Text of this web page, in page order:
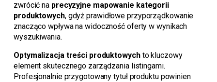
zwrócić na precyzyjne mapowanie kategorii
produktowych, gdyż prawidłowe przyporządkowanie
znacząco wpływa na widoczność oferty w wynikach
wyszukiwania.
Optymalizacja treści produktowychto kluczowy
element skutecznego zarządzania listingami.
Profesjonalnie przygotowany tytuł produktu powinien